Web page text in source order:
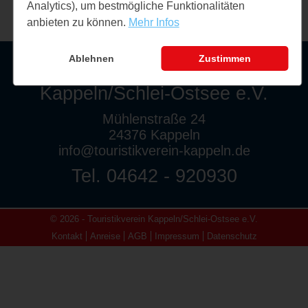
Touristikverein
Kappeln/Schlei-Ostsee e.V.
Mühlenstraße 24
24376 Kappeln
info@touristikverein-kappeln.de
Tel. 04642 - 920930
© 2026 - Touristikverein Kappeln/Schlei-Ostsee e.V.
Kontakt
Anreise AGB Impressum Datenschutz
Analytics), um bestmögliche Funktionalitäten
anbieten zu können. Mehr Infos
Ablehnen Zustimmen